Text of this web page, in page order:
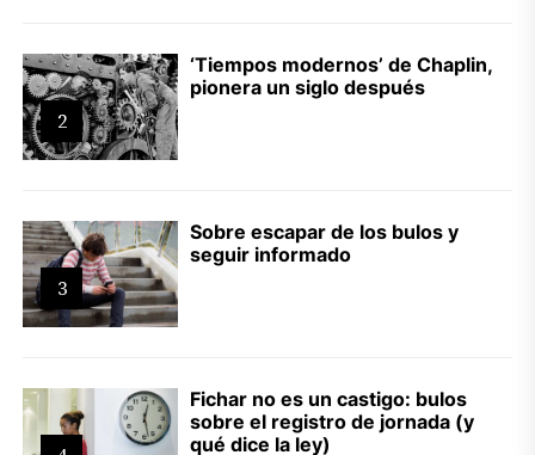
2
‘Tiempos modernos’ de Chaplin,
pionera un siglo después
3
Sobre escapar de los bulos y
seguir informado
Fichar no es un castigo: bulos
sobre el registro de jornada (y
qué dice la ley)